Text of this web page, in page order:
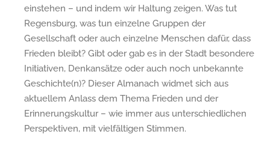
einstehen – und indem wir Haltung zeigen. Was tut
Regensburg, was tun einzelne Gruppen der
Gesellschaft oder auch einzelne Menschen dafür, dass
Frieden bleibt? Gibt oder gab es in der Stadt besondere
Initiativen, Denkansätze oder auch noch unbekannte
Geschichte(n)? Dieser Almanach widmet sich aus
aktuellem Anlass dem Thema Frieden und der
Erinnerungskultur – wie immer aus unterschiedlichen
Perspektiven, mit vielfältigen Stimmen.